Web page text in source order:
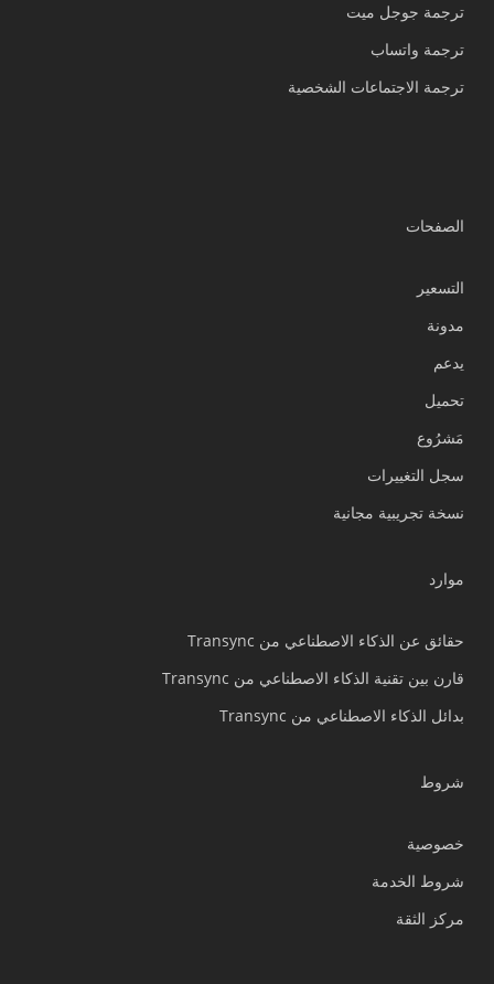
ترجمة جوجل ميت
ترجمة واتساب
ترجمة الاجتماعات الشخصية
الصفحات
التسعير
مدونة
يدعم
تحميل
مَشرُوع
سجل التغييرات
نسخة تجريبية مجانية
موارد
حقائق عن الذكاء الاصطناعي من Transync
قارن بين تقنية الذكاء الاصطناعي من Transync
بدائل الذكاء الاصطناعي من Transync
شروط
خصوصية
شروط الخدمة
مركز الثقةРусский
Français
Tiếng Việt
Türkçe